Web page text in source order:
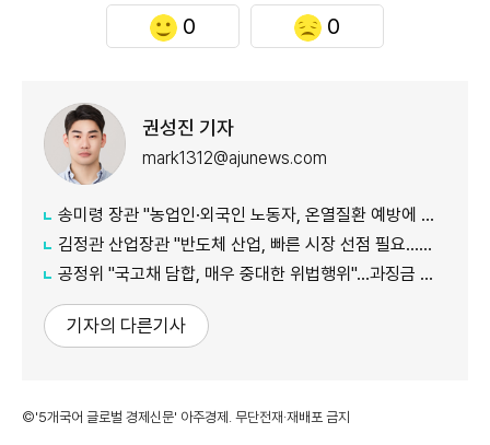
0 0
권성진 기자
mark1312@ajunews.com
송미령 장관 "농업인·외국인 노동자, 온열질환 예방에 가용자원 총동원"
김정관 산업장관 "반도체 산업, 빠른 시장 선점 필요…주52시간제 손봐야"
공정위 "국고채 담합, 매우 중대한 위법행위"...과징금 최대 15조원 전망
기자의 다른기사
©'5개국어 글로벌 경제신문' 아주경제. 무단전재·재배포 금지